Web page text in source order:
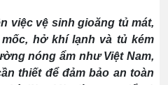
việc vệ sinh gioăng tủ mát,
hở khí lạnh và tủ kém
nóng ẩm như Việt Nam,
thiết để đảm bảo an toàn